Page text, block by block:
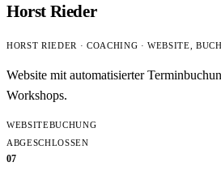
Horst Rieder
HORST RIEDER · COACHING · WEBSITE,
Website mit automatisierter
Workshops.
WEBSITEBUCHUNG
ABGESCHLOSSEN
07